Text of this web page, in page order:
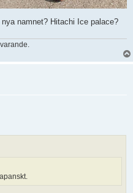
namnet? Hitachi Ice palace?